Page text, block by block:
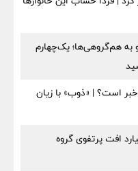
دارو به هم‌گروهی‌ها؛ یک‌چهارم
چه خبر است؟ | «ذوب» با زیان
سود معاملاتی، ۲۶۵۱ میلیارد افت پرتفوی گروه